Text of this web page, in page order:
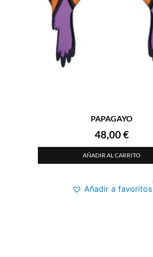
PAPAGAYO
48,00 €
AÑADIR AL CARRITO
Añadir a favoritos